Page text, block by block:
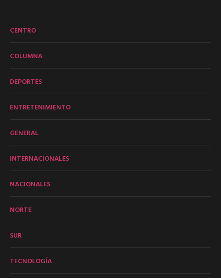
CENTRO
COLUMNA
DEPORTES
ENTRETENIMIENTO
GENERAL
INTERNACIONALES
NACIONALES
NORTE
SUR
TECNOLOGÍA